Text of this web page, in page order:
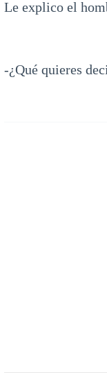
Le explico el
-¿Qué quieres